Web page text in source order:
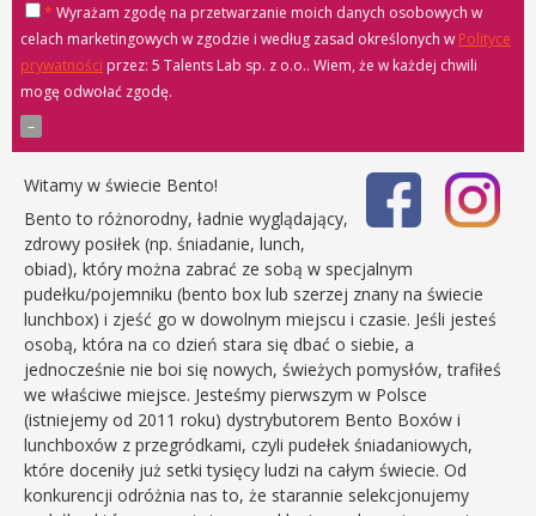
* Wyrażam zgodę na przetwarzanie moich danych osobowych w
celach marketingowych w zgodzie i według zasad określonych w Polityce
prywatności
przez: 5 Talents Lab sp. z o.o.. Wiem, że w każdej chwili
mogę odwołać zgodę.
Witamy w świecie Bento!
Bento to różnorodny, ładnie wyglądający,
zdrowy posiłek (np. śniadanie, lunch,
obiad), który można zabrać ze sobą w specjalnym
pudełku/pojemniku (bento box lub szerzej znany na świecie
lunchbox) i zjeść go w dowolnym miejscu i czasie. Jeśli jesteś
osobą, która na co dzień stara się dbać o siebie, a
jednocześnie nie boi się nowych, świeżych pomysłów, trafiłeś
we właściwe miejsce. Jesteśmy pierwszym w Polsce
(istniejemy od 2011 roku) dystrybutorem Bento Boxów i
lunchboxów z przegródkami, czyli pudełek śniadaniowych,
które doceniły już setki tysięcy ludzi na całym świecie. Od
konkurencji odróżnia nas to, że starannie selekcjonujemy